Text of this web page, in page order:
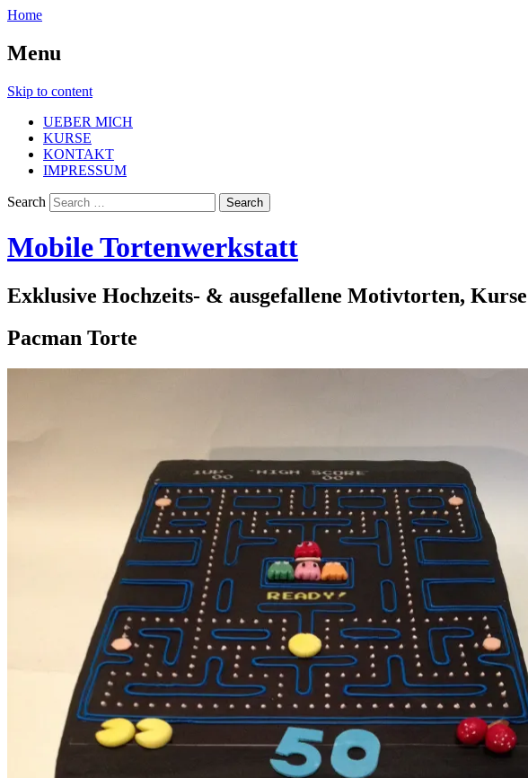
Home
Menu
Skip to content
UEBER MICH
KURSE
KONTAKT
IMPRESSUM
Search
Mobile Tortenwerkstatt
Exklusive Hochzeits- & ausgefallene Motivtorten,
Pacman Torte